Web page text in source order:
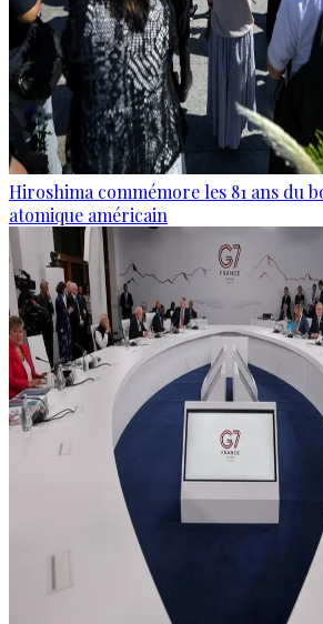
Hiroshima commémore les 81 ans du
atomique américain